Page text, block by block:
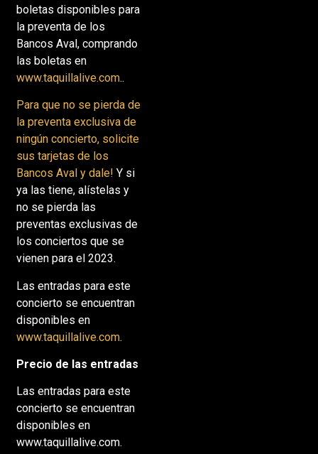
boletas disponibles para
la preventa de los
Bancos Aval, comprando
las boletas en
www.taquillalive.com..
Para que no se pierda de
la preventa exclusiva de
ningún concierto, solicite
sus tarjetas de los
Bancos Aval y dale! Y si
ya las tiene, alístelas y
no se pierda las
preventas exclusivas de
los conciertos que se
vienen para el 2023.
Las entradas para este
concierto se encuentran
disponibles en
www.taquillalive.com.
Precio de las entradas
Las entradas para este
concierto se encuentran
disponibles en
www.taquillalive.com.